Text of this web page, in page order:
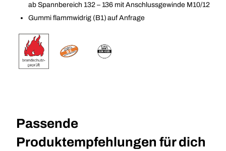
ab Spannbereich 132 – 136 mit Anschlussgewinde M10/12
Gummi flammwidrig (B1) auf Anfrage
Passende
Produktempfehlungen für dich